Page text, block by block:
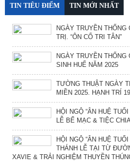
TIN TIÊU ĐIỂM TIN MỚI NHẤT
NGÀY TRUYỀN THỐNG
TRỊ. “ÔN CỐ TRI TÂN”
NGÀY TRUYỀN
SINH HUẾ NĂM 2025
TƯỜNG THUẬT NGÀY
MIỀN 2025. HẠNH TRÍ
HỘI NGỘ “ÂN HUỆ
LỄ BẾ MẠC & TIỆC
HỘI NGỘ “ÂN HUỆ
THÁNH LỄ TẠI TỪ
XAVIE & TRẢI NGHIỆM THUYỀN